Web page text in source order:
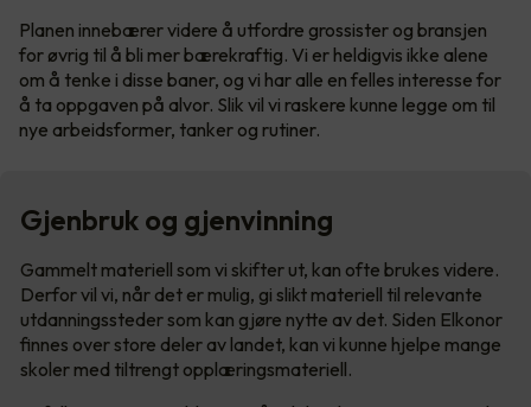
Planen innebærer videre å utfordre grossister og bransjen
for øvrig til å bli mer bærekraftig. Vi er heldigvis ikke alene
om å tenke i disse baner, og vi har alle en felles interesse for
å ta oppgaven på alvor. Slik vil vi raskere kunne legge om til
nye arbeidsformer, tanker og rutiner.
Gjenbruk og gjenvinning
Gammelt materiell som vi skifter ut, kan ofte brukes videre.
Derfor vil vi, når det er mulig, gi slikt materiell til relevante
utdanningssteder som kan gjøre nytte av det. Siden Elkonor
finnes over store deler av landet, kan vi kunne hjelpe mange
skoler med tiltrengt opplæringsmateriell.